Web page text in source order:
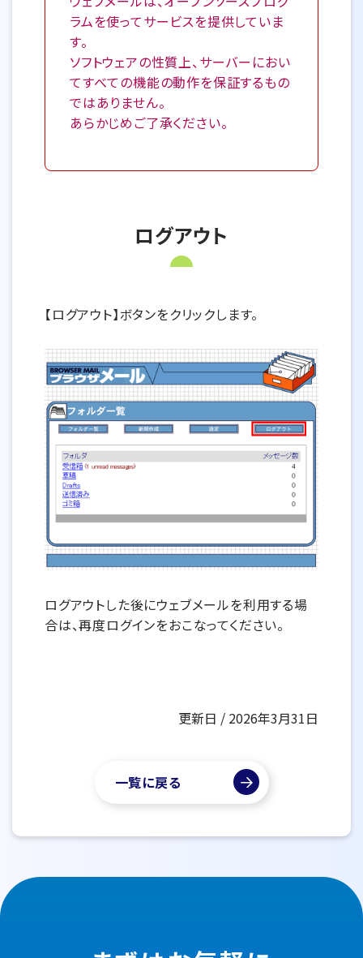
ラムを使ってサービスを提供していま
す。
ソフトウェアの性質上、サーバーにおい
てすべての機能の動作を保証するもの
ではありません。
あらかじめご了承ください。
ログアウト
【ログアウト】ボタンをクリックします。
ログアウトした後にウェブメールを利用する場
合は、再度ログインをおこなってください。
更新日 / 2026年3月31日
一覧に戻る